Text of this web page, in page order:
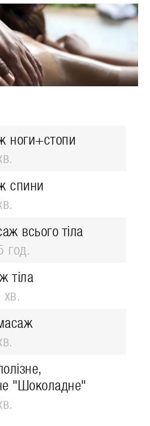
ноги+стопи
спини
всього тіла
год.
тіла
"Шоколадне"